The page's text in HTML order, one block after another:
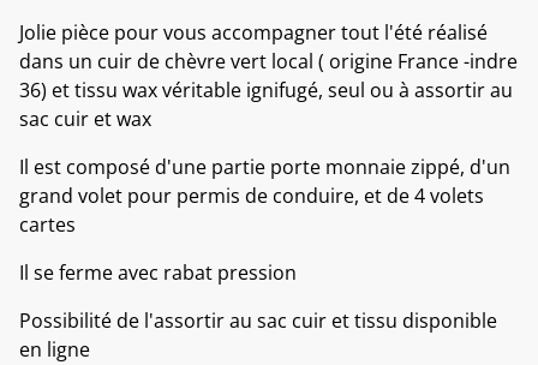
Jolie pièce pour vous accompagner tout l'été réalisé
dans un cuir de chèvre vert local ( origine France -indre
36) et tissu wax véritable ignifugé, seul ou à assortir au
sac cuir et wax
Il est composé d'une partie porte monnaie zippé, d'un
grand volet pour permis de conduire, et de 4 volets
cartes
Il se ferme avec rabat pression
Possibilité de l'assortir au sac cuir et tissu disponible
en ligne